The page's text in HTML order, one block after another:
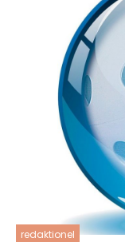
redaktionel